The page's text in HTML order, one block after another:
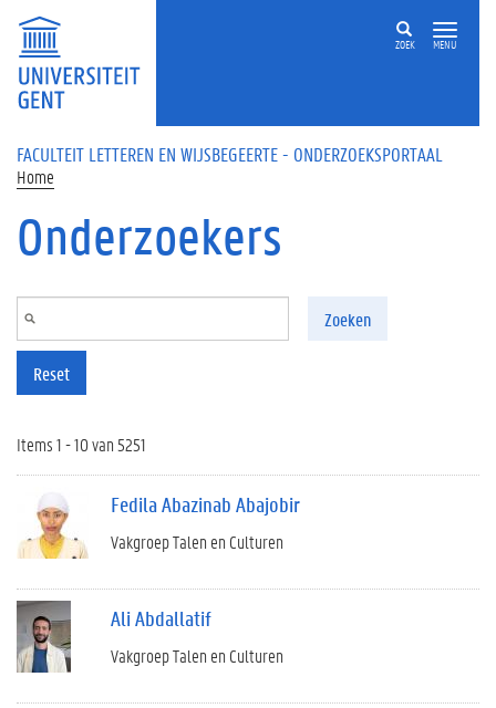
Overslaan en naar de inhoud gaan
ZOEK MENU
FACULTEIT LETTEREN EN WIJSBEGEERTE - ONDERZOEKSPORTAAL
Home
Onderzoekers
Zoeken
Reset
Items 1 - 10 van 5251
Fedila Abazinab Abajobir
Vakgroep Talen en Culturen
Ali Abdallatif
Vakgroep Talen en Culturen